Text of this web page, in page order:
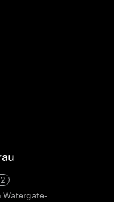
Watergate-